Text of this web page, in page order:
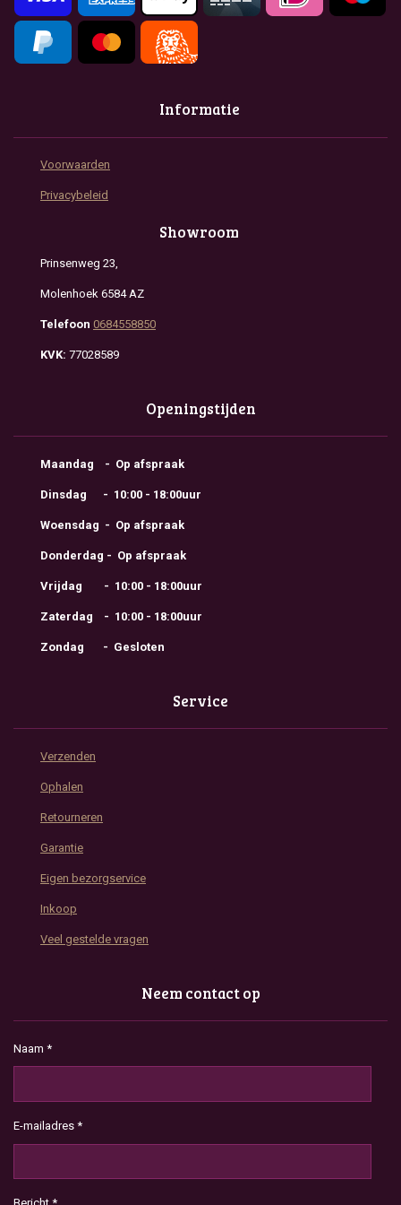
Informatie
Voorwaarden
Privacybeleid
Showroom
Prinsenweg 23,
Molenhoek 6584 AZ
Telefoon 0684558850
KVK: 77028589
Openingstijden
Maandag - Op afspraak
Dinsdag - 10:00 - 18:00uur
Woensdag - Op afspraak
Donderdag - Op afspraak
Vrijdag - 10:00 - 18:00uur
Zaterdag - 10:00 - 18:00uur
Zondag - Gesloten
Service
Verzenden
Ophalen
Retourneren
Garantie
Eigen bezorgservice
Inkoop
Veel gestelde vragen
Neem contact op
Naam *
E-mailadres *